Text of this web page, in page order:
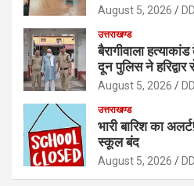
August 5, 2026
उत्तराखण्ड
बैरागीवाला
दून पुलिस ने हरिद्वार
August 5, 2026
उत्तराखण्ड
भारी बारिश का
स्कूल बंद
August 5, 2026